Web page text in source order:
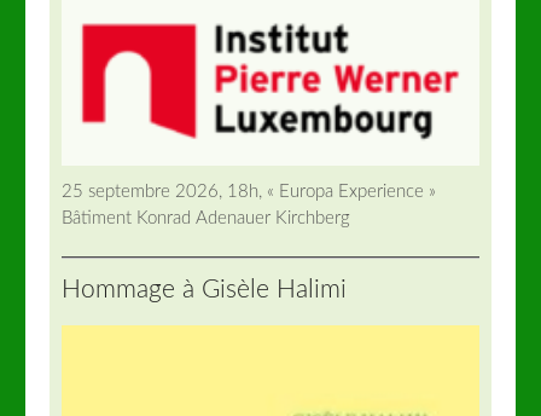
25 septembre 2026, 18h, « Europa Experience »
Bâtiment Konrad Adenauer Kirchberg
Hommage à Gisèle Halimi